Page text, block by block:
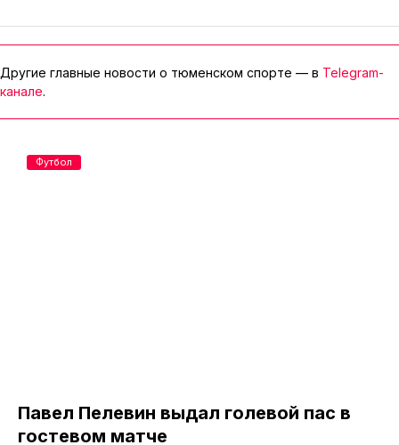
Другие главные новости о тюменском спорте — в Telegram-
канале.
Павел Пелевин выдал голевой пас в
гостевом матче
Футбол